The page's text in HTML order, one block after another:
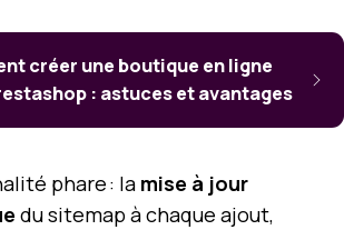
créer une boutique en ligne
: astuces et avantages
phare : la mise à jour
du sitemap à chaque ajout,